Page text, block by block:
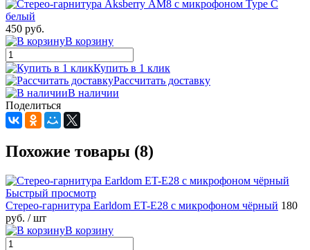
450 руб.
В корзину
Купить в 1 клик
Рассчитать доставку
В наличии
Поделиться
Похожие товары (8)
Быстрый просмотр
Стерео-гарнитура Earldom ET-E28 с микрофоном чёрный 180
руб. / шт
В корзину